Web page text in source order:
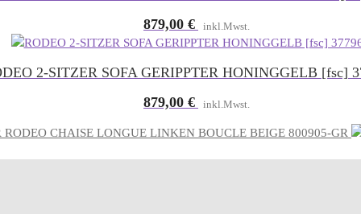
879,00 € inkl.Mwst.
2-SITZER SOFA GERIPPTER HONINGGELB [fsc]
879,00 € inkl.Mwst.
RODEO CHAISE LONGUE LINKEN BOUCLE BEIGE 800905-GR